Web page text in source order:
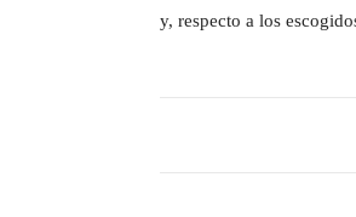
y, respecto a los